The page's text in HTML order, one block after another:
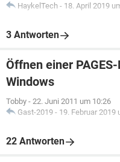
HaykelTech - 18. April 2019
3 Antworten
Öffnen einer
Windows
Tobby - 22. Juni 2011 um 10:26
Gast-2019 - 19. Februar 2019
22 Antworten